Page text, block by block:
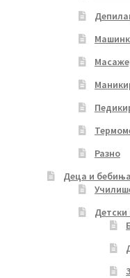
Разно
Деца и бебиња
Детски